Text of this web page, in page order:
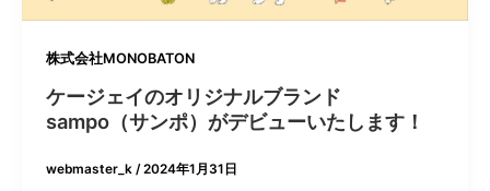
株式会社MONOBATON
ケージェイのオリジナルブランド
sampo（サンポ）がデビューいたします！
webmaster_k/2024年1月31日